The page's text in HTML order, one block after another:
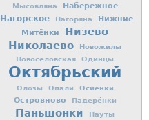
Мысовляна
Набережное
Нагорское Нагоряна
Нижние
Митёнки
Низево
Николаево
Новожилы
Новоселовская Одинцы
Октябрьский
Олозы Опали Осиенки
Островново Падерёнки
Паньшонки Пауты